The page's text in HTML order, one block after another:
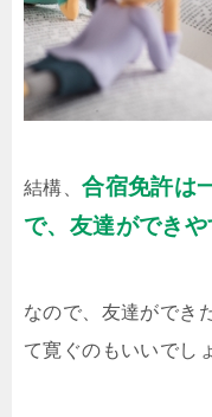
結構、合宿免許は
で、友達ができ
なので、友達ができ
て寛ぐのもいいでし